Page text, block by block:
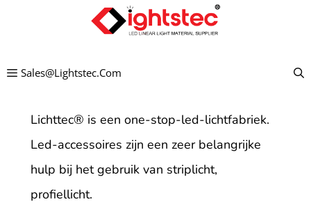
inhoudSales@lightstec.com
Lichttec® is een one-stop-led-lichtfabriek.
Led-accessoires zijn een zeer belangrijke
hulp bij het gebruik van striplicht,
profiellicht.